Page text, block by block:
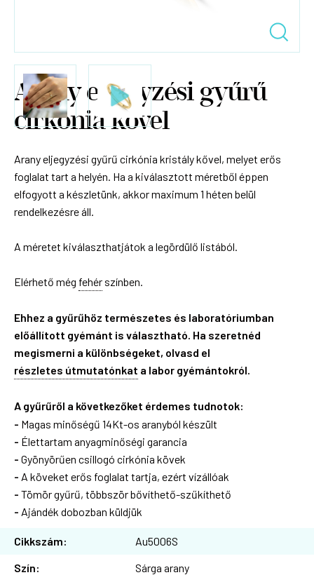
Arany eljegyzési gyűrű
cirkónia kővel
Arany eljegyzési gyűrű cirkónia kristály kővel, melyet erős
foglalat tart a helyén. Ha a kiválasztott méretből éppen
elfogyott a készletünk, akkor maximum 1 héten belül
rendelkezésre áll.
A méretet kiválaszthatjátok a legördülő listából.
Elérhető még fehér színben.
Ehhez a gyűrűhöz természetes és laboratóriumban
előállított gyémánt is választható. Ha szeretnéd
megismerni a különbségeket, olvasd el
részletes útmutatónkat a labor gyémántokról.
A gyűrűről a következőket érdemes tudnotok:
- Magas minőségű 14Kt-os aranyból készült
- Élettartam anyagminőségi garancia
- Gyönyörűen csillogó cirkónia kövek
- A köveket erős foglalat tartja, ezért vízállóak
- Tömör gyűrű, többször bővíthető-szűkíthető
- Ajándék dobozban küldjük
Cikkszám:
Au5006S
Szín:
Sárga arany